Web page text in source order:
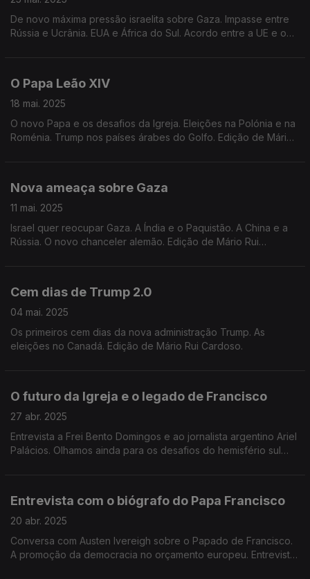
De novo máxima pressão israelita sobre Gaza. Impasse entre
Rússia e Ucrânia. EUA e África do Sul. Acordo entre a UE e o
O Papa Leão XIV
18 mai. 2025
O novo Papa e os desafios da Igreja. Eleições na Polónia e na
Roménia. Trump nos países árabes do Golfo. Edição de Mário
Nova ameaça sobre Gaza
11 mai. 2025
Israel quer reocupar Gaza. A Índia e o Paquistão. A China e a
Rússia. O novo chanceler alemão. Edição de Mário Rui
Cem dias de Trump 2.0
04 mai. 2025
Os primeiros cem dias da nova administração Trump. As
eleições no Canadá. Edição de Mário Rui Cardoso.
O futuro da Igreja e o legado de Francisco
27 abr. 2025
Entrevista a Frei Bento Domingos e ao jornalista argentino Ariel
Palácios. Olhamos ainda para os desafios do hemisfério sul
Entrevista com o biógrafo do Papa Francisco
20 abr. 2025
Conversa com Austen Ivereigh sobre o Papado de Francisco.
A promoção da democracia no orçamento europeu. Entrevista